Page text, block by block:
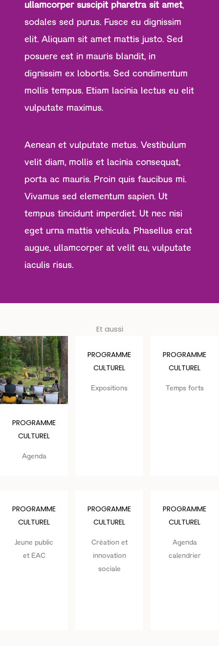
ullamcorper suscipit pharetra sit amet,
sodales sed purus. Fusce eu dignissim
elit. Aliquam sit amet mattis justo. Sed
posuere est in mauris blandit, in
dignissim ex lobortis. Sed condimentum
mollis tempus. Etiam lacinia lectus eu elit
vulputate maximus.
Aenean et vulputate metus. Vestibulum
velit diam, mollis et lacinia consequat,
porta ac mauris. Proin quis faucibus mi.
Vivamus sed elementum sapien. Ut
tempus tincidunt imperdiet. Ut nec nisi
eget urna mattis vehicula. Phasellus erat
augue, ullamcorper at velit eu, vulputate
iaculis risus.
Et aussi
PROGRAMME
CULTUREL
Agenda
PROGRAMME
CULTUREL
Expositions
PROGRAMME
CULTUREL
Temps forts
PROGRAMME
CULTUREL
Jeune public
et EAC
PROGRAMME
CULTUREL
Création et
innovation
sociale
PROGRAMME
CULTUREL
Agenda
calendrier